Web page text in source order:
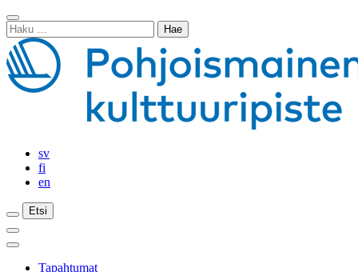
Siirry
sisältöön
Sulje
haku
Haku:
sv
fi
en
Etsi
Etsi
Etsi
Päävalikko
Sulje
päävalikkoTapahtumat